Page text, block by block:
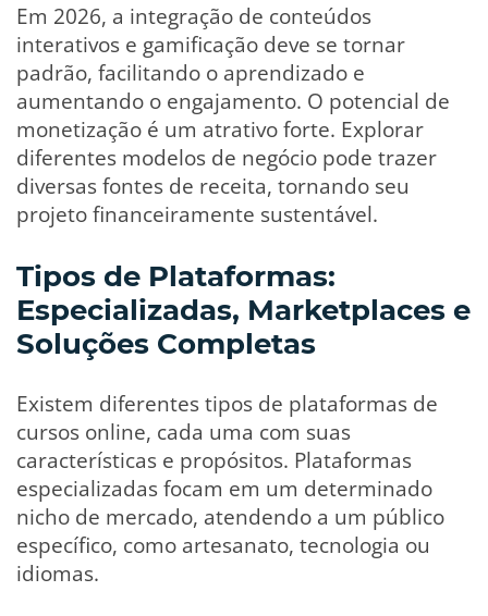
Em 2026, a integração de conteúdos
interativos e gamificação deve se tornar
padrão, facilitando o aprendizado e
aumentando o engajamento. O potencial de
monetização é um atrativo forte. Explorar
diferentes modelos de negócio pode trazer
diversas fontes de receita, tornando seu
projeto financeiramente sustentável.
Tipos de Plataformas:
Especializadas, Marketplaces e
Soluções Completas
Existem diferentes tipos de plataformas de
cursos online, cada uma com suas
características e propósitos. Plataformas
especializadas focam em um determinado
nicho de mercado, atendendo a um público
específico, como artesanato, tecnologia ou
idiomas.